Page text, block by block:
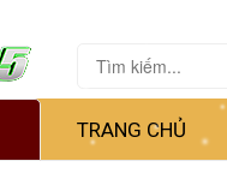
TRANG CHỦ